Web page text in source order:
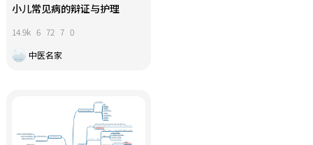
小儿常见病的辩证与护理
14.9k 6 72 7 0
中医名家